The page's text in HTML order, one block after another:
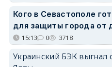
Кого в Севастополе
для защиты города от
15:13 0 3718
Украинский БЭК